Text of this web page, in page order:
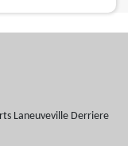
Laneuveville Derriere